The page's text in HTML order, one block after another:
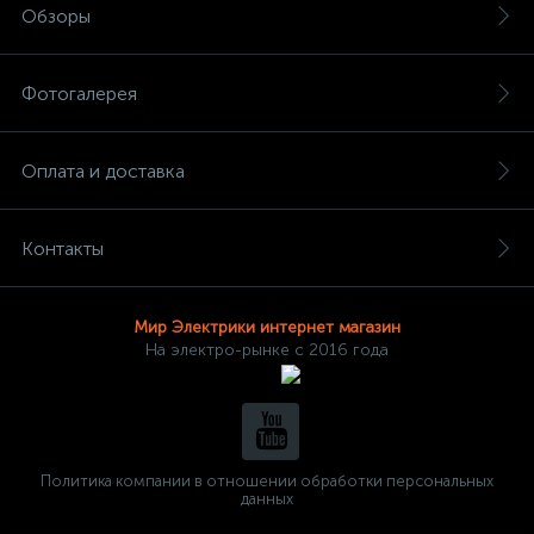
Обзоры
Фотогалерея
Оплата и доставка
Контакты
Мир Электрики интернет магазин
На электро-рынке с 2016 года
Политика компании в отношении обработки персональных
данных